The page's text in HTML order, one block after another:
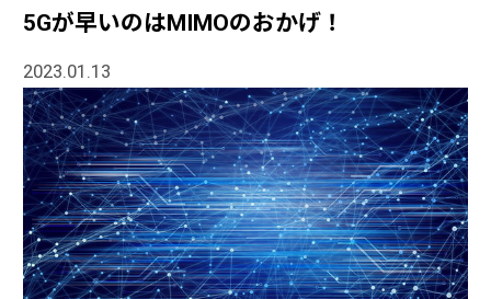
5Gが早いのはMIMOのおかげ！
2023.01.13